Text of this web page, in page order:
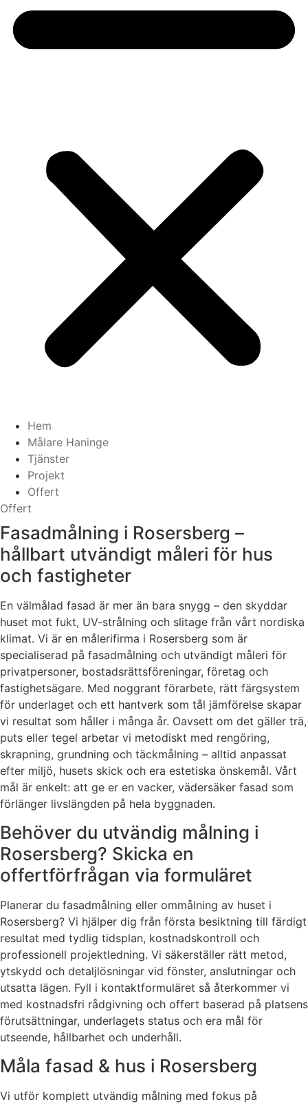
Hem
Målare Haninge
Tjänster
Projekt
Offert
Offert
Fasadmålning i Rosersberg –
hållbart utvändigt måleri för hus
och fastigheter
En välmålad fasad är mer än bara snygg – den skyddar
huset mot fukt, UV‑strålning och slitage från vårt nordiska
klimat. Vi är en målerifirma i Rosersberg som är
specialiserad på fasadmålning och utvändigt måleri för
privatpersoner, bostadsrättsföreningar, företag och
fastighetsägare. Med noggrant förarbete, rätt färgsystem
för underlaget och ett hantverk som tål jämförelse skapar
vi resultat som håller i många år. Oavsett om det gäller trä,
puts eller tegel arbetar vi metodiskt med rengöring,
skrapning, grundning och täckmålning – alltid anpassat
efter miljö, husets skick och era estetiska önskemål. Vårt
mål är enkelt: att ge er en vacker, vädersäker fasad som
förlänger livslängden på hela byggnaden.
Behöver du utvändig målning i
Rosersberg? Skicka en
offertförfrågan via formuläret
Planerar du fasadmålning eller ommålning av huset i
Rosersberg? Vi hjälper dig från första besiktning till färdigt
resultat med tydlig tidsplan, kostnadskontroll och
professionell projektledning. Vi säkerställer rätt metod,
ytskydd och detaljlösningar vid fönster, anslutningar och
utsatta lägen. Fyll i kontaktformuläret så återkommer vi
med kostnadsfri rådgivning och offert baserad på platsens
förutsättningar, underlagets status och era mål för
utseende, hållbarhet och underhåll.
Måla fasad & hus i Rosersberg
Vi utför komplett utvändig målning med fokus på